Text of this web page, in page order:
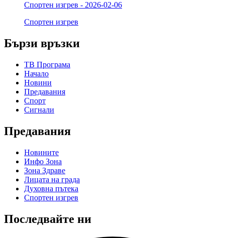
Спортен изгрев - 2026-02-06
Спортен изгрев
Бързи връзки
ТВ Програма
Начало
Новини
Предавания
Спорт
Сигнали
Предавания
Новините
Инфо Зона
Зона Здраве
Лицата на града
Духовна пътека
Спортен изгрев
Последвайте ни